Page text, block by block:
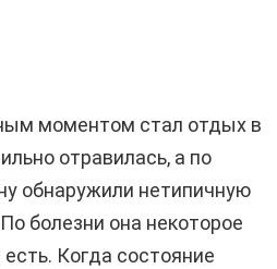
моментом стал отдых в
отравилась, а по
обнаружили нетипичную
болезни она некоторое
Когда состояние